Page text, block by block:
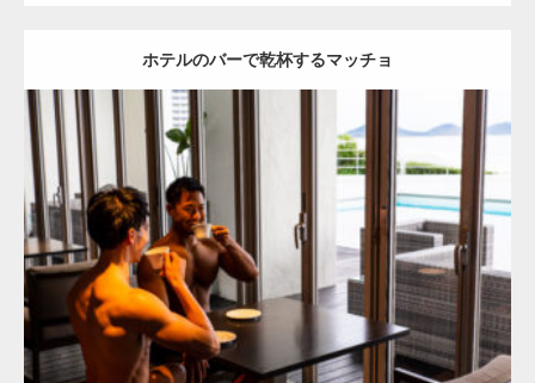
ホテルのバーで乾杯するマッチョ
Update: 2023.02.11
Category: ホテルのマッチョ オレンジの人
AKIHITO(細マッチョ)
TOSHI(大胸筋)
宗像 (福岡)
ダウンロード